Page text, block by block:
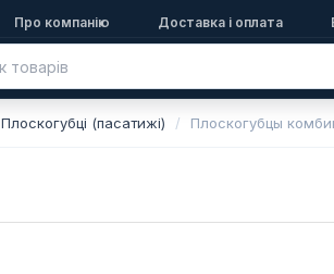
Про компанію Доставка і оплата
Плоскогубці (пасатижі) Плоскогубцы